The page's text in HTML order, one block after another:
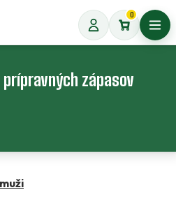
0
zápasov